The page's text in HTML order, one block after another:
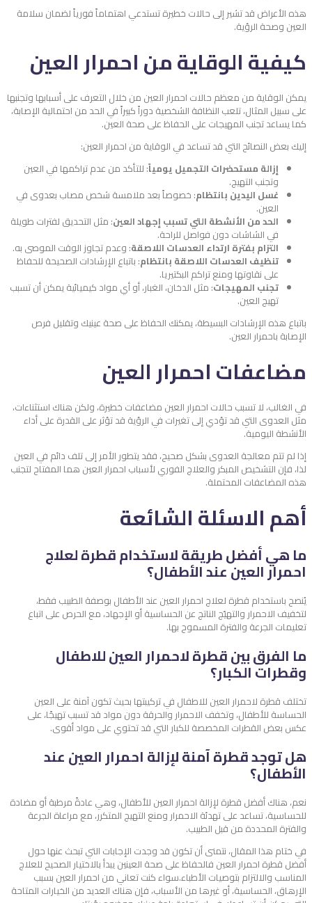
هذه الأعراض قد تشير إلى حالات خطيرة تستدعي اهتماماً فورياً لضمان سلامة
العين وصحة الرؤية.
كيفية الوقاية من احمرار العين
يمكن الوقاية من معظم حالات احمرار العين من خلال التعرف على أسبابها وتجنبها
على سبيل المثال، تلعب النظافة الشخصية دوراً كبيراً في الحد من احتمالية الإصابة،
كما يساعد تجنب المهيجات على الحفاظ على صحة العين.
إليك بعض النصائح التي قد تساعد في الوقاية من احمرار العين:
إزالة مستحضرات التجميل يومياً: للتأكد من عدم تراكمها في العين
وتجنب التهيج.
غسل اليدين بانتظام: خصوصاً بعد ملامسة شخص مصاب بعدوى في
العين.
الحد من الأنشطة التي تسبب إجهاد العين: مثل التحديق لفترات طويلة
في الشاشات دون فواصل للراحة.
التزام بفترة ارتداء العدسات اللاصقة: وعدم تجاوز الوقت الموصى به.
تنظيف العدسات اللاصقة بانتظام: باتباع الإرشادات الصحيحة للحفاظ
على نقاوتها ومنع تراكم البكتيريا.
تجنب المهيجات: مثل الدخان، الغبار، أو أي مواد كيميائية يمكن أن تسبب
تهيج العين.
باتباع هذه الإرشادات البسيطة، يمكنك الحفاظ على صحة عينيك وتقليل فرص
الإصابة باحمرار العين.
مضاعفات احمرار العين
في الغالب، لا تسبب حالات احمرار العين مضاعفات خطيرة، ولكن هناك استثناءات،
مثل العدوى التي قد تؤدي إلى تغيرات في الرؤية قد تؤثر على القدرة على أداء
الأنشطة اليومية.
إذا لم تتم معالجة العدوى بشكل صحيح، فقد يتطور الأمر إلى تلف دائم في العين
لذا، فإن التشخيص المبكر والعلاج الفوري لأسباب احمرار العين هما المفتاح لتجنب
هذه المضاعفات المحتملة.
أهم الاسئلة الشائعة
ما هي أفضل طريقة لاستخدام قطرة لعلاج
احمرار العين عند الأطفال؟
يُنصح باستخدام قطرة لعلاج احمرار العين عند الأطفال بوصفة الطبيب فقط،
لتخفيف الاحمرار والتهيّج الناتج عن الحساسية أو الإجهاد، مع الحرص على اتباع
تعليمات الجرعة والفترة المسموح بها.
ما الفرق بين قطرة لاحمرار العين للاطفال
وقطرات الكبار؟
تختلف قطرة لاحمرار العين للاطفال في تركيبتها بحيث تكون آمنة على العين
الحساسة للأطفال، وتخفف الاحمرار والحرقة دون مواد قد تسبب تهيجًا، على
عكس بعض القطرات المخصصة للكبار التي قد تحتوي على مواد أقوى.
هل توجد قطرة آمنة لإزالة احمرار العين عند
الأطفال؟
نعم، هناك أفضل قطرة لإزالة احمرار العين للأطفال، وهي عادةً مرطبة أو مضادة
للحساسية، تساعد على تهدئة الاحمرار ومنع التهيج المتكرر، مع مراعاة الجرعة
والفترة المحددة من قبل الطبيب.
في ختام هذا المقال، نتمنى أن تكون قد وجدت الإجابات التي تبحث عنها حول
أفضل قطرة احمرار العين فالحفاظ على صحة العينين يبدأ بالاختيار الصحيح للعلاج
المناسب والالتزام بتوصيات الأطباء.سواء كنت تعاني من احمرار العين بسبب
الإرهاق، الحساسية، أو غيرها من الأسباب، فإن هناك العديد من الخيارات المتاحة